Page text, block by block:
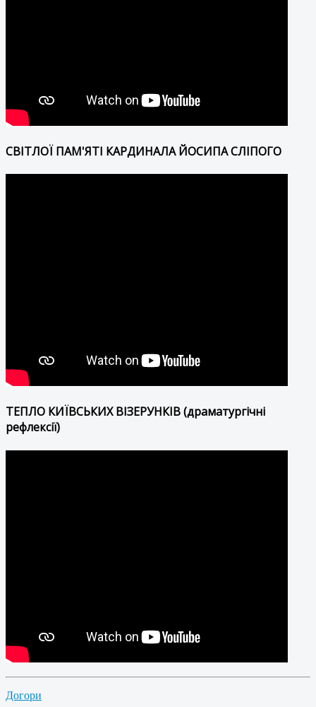
СВІТЛОЇ ПАМ'ЯТІ КАРДИНАЛА ЙОСИПА СЛІПОГО
ТЕПЛО КИЇВСЬКИХ ВІЗЕРУНКІВ (драматургічні
рефлексії)
Догори